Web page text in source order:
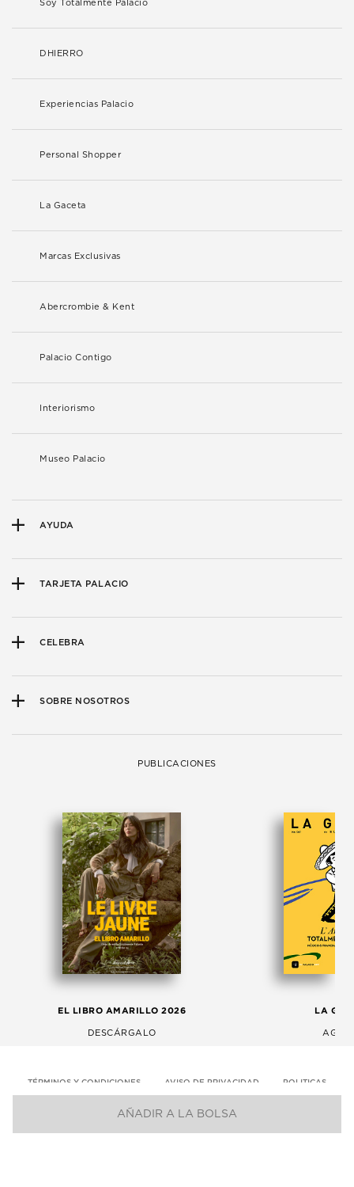
AÑADIR A LA BOLSA
Soy Totalmente Palacio
DHIERRO
Experiencias Palacio
Personal Shopper
La Gaceta
Marcas Exclusivas
Abercrombie & Kent
Palacio Contigo
Interiorismo
Museo Palacio
AYUDA
TARJETA PALACIO
CELEBRA
SOBRE NOSOTROS
PUBLICACIONES
EL LIBRO AMARILLO 2026
DESCÁRGALO
LA
TÉRMINOS Y CONDICIONES AVISO DE PRIVACIDAD POLITICAS